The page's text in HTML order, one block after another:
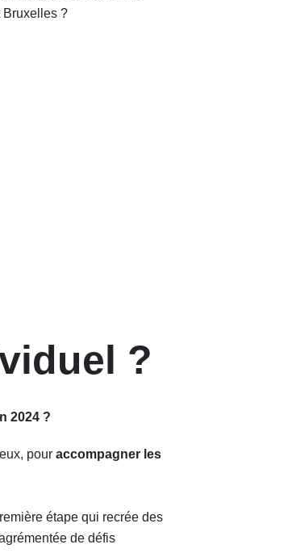
Bruxelles ?
?
2024 ?
pour accompagner les
étape qui recrée des
de défis